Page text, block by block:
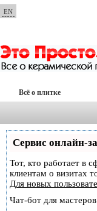
EN
Всё о плитке
Сервис онлайн-
Тот, кто работает в
клиентам о визитах
Для новых
Чат-бот для